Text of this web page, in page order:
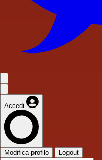
Accedi
Modifica profilo Logout